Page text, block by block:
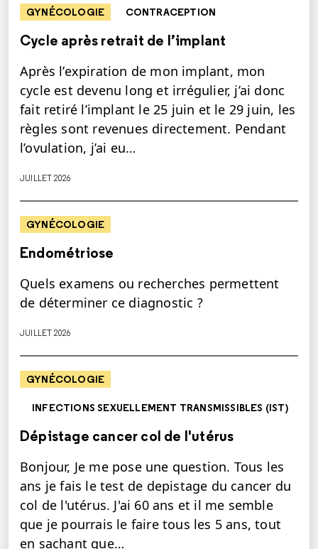
GYNÉCOLOGIE CONTRACEPTION
Cycle après retrait de l’implant
Après l’expiration de mon implant, mon
cycle est devenu long et irrégulier, j’ai donc
fait retiré l’implant le 25 juin et le 29 juin, les
règles sont revenues directement. Pendant
l’ovulation, j’ai eu…
JUILLET 2026
GYNÉCOLOGIE
Endométriose
Quels examens ou recherches permettent
de déterminer ce diagnostic ?
JUILLET 2026
GYNÉCOLOGIE
INFECTIONS SEXUELLEMENT TRANSMISSIBLES (IST)
Dépistage cancer col de l'utérus
Bonjour, Je me pose une question. Tous les
ans je fais le test de depistage du cancer du
col de l'utérus. J'ai 60 ans et il me semble
que je pourrais le faire tous les 5 ans, tout
en sachant que…